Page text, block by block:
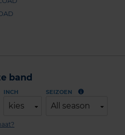
band
INCH
kies
SEIZOEN
All season